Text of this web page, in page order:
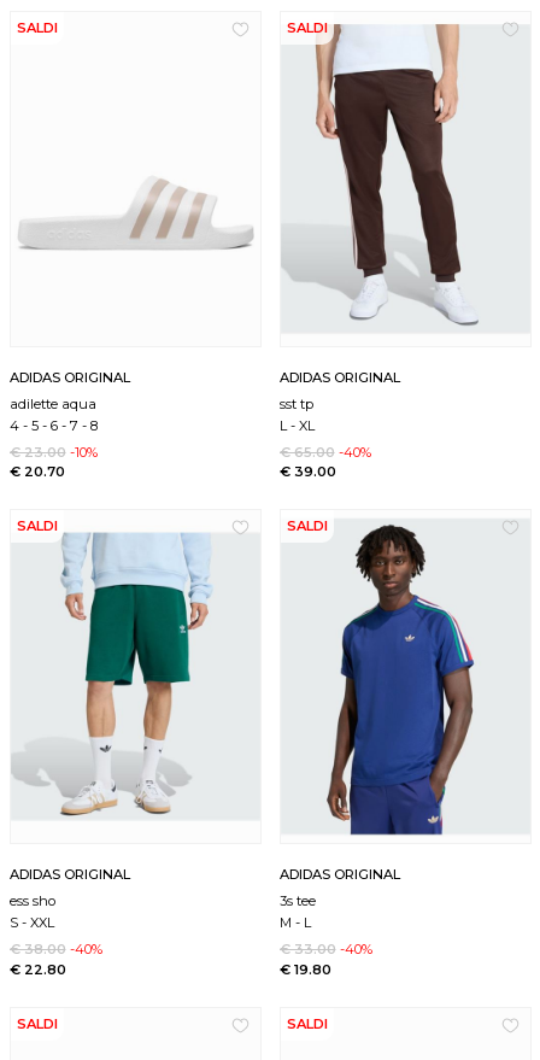
SALDI
ADIDAS ORIGINAL
adilette aqua
4 -5 -6 -7 -8
€ 23.00 -10%
€ 20.70
SALDI
ADIDAS ORIGINAL
sst tp
L -XL
€ 65.00 -40%
€ 39.00
SALDI
ADIDAS ORIGINAL
ess sho
S -XXL
€ 38.00 -40%
€ 22.80
SALDI
ADIDAS ORIGINAL
3s tee
M -L
€ 33.00 -40%
€ 19.80
SALDI SALDI